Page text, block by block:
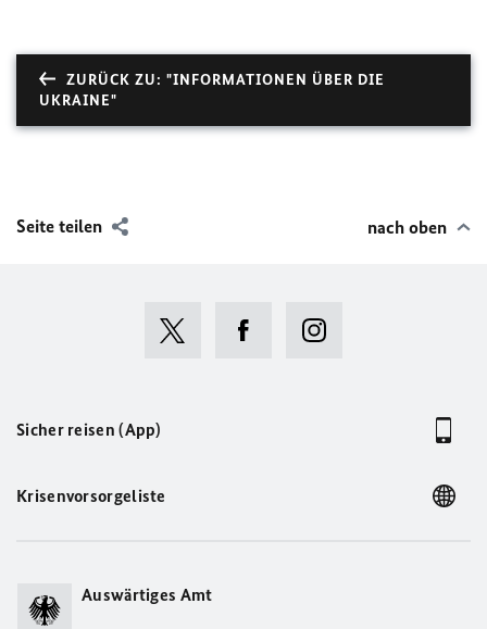
ZURÜCK ZU: "INFORMATIONEN ÜBER DIE
UKRAINE"
Seite teilen nach oben
Sicher reisen (App)
Krisenvorsorgeliste
Auswärtiges Amt